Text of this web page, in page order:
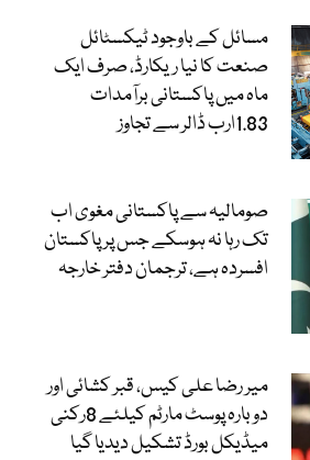
مسائل کے باوجود ٹیکسٹائل
صنعت کا نیا ریکارڈ، صرف ایک
ماہ میں پاکستانی برآمدات
1.83ارب ڈالر سے تجاوز
صومالیہ سے پاکستانی مغوی اب
تک رہا نہ ہوسکے جس پر پاکستان
افسردہ ہے، ترجمان دفتر خارجہ
میر رضا علی کیس، قبر کشائی اور
دوبارہ پوسٹ مارٹم کیلئے 8رکنی
میڈیکل بورڈ تشکیل دیدیا گیا